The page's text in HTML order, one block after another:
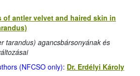
of antler velvet and haired skin in
tarandus) agancsbársonyának és
(NFCSO only): Dr. Erdélyi Károly